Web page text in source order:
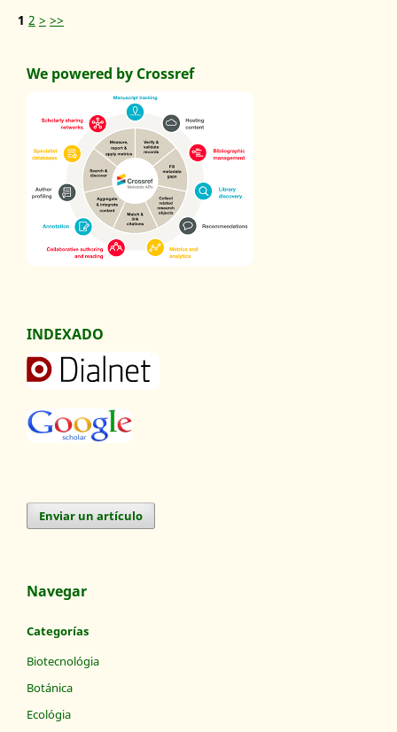
1 2 > >>
We powered by Crossref
INDEXADO
Enviar un artículo
Navegar
Categorías
Biotecnológia
Botánica
Ecológia